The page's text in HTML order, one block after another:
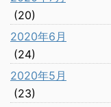
(20)
2020年6月
(24)
2020年5月
(23)